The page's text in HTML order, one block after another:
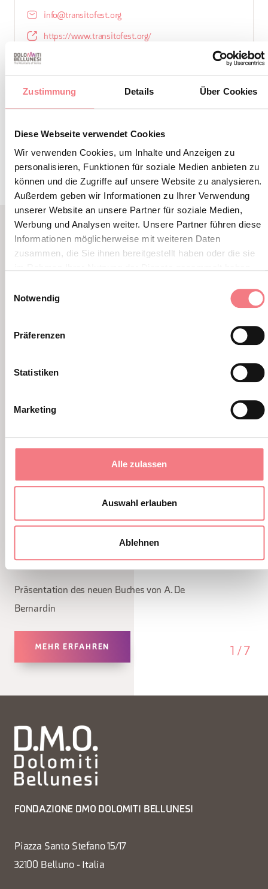
Zustimmung Details Über Cookies
Diese Webseite verwendet Cookies
Wir verwenden Cookies, um Inhalte und Anzeigen zu
personalisieren, Funktionen für soziale Medien anbieten zu
können und die Zugriffe auf unsere Website zu analysieren.
Außerdem geben wir Informationen zu Ihrer Verwendung
unserer Website an unsere Partner für soziale Medien,
Werbung und Analysen weiter. Unsere Partner führen diese
Informationen möglicherweise mit weiteren Daten
zusammen, die Sie ihnen bereitgestellt haben oder die sie
Notwendig
Präferenzen
Statistiken
Marketing
Alle zulassen
Auswahl erlauben
Ablehnen
info@transitofest.org
https://www.transitofest.org/
INFORMATIONEN ANFORDERN
LBL_EVENTI_CORRELATI
Presentazione del libro
"Fuga dalla montagna"
Präsentation des neuen Buches von A. De
Bernardin
MEHR ERFAHREN 1 / 7
FONDAZIONE DMO DOLOMITI BELLUNESI
Piazza Santo Stefano 15/17
32100 Belluno - Italia